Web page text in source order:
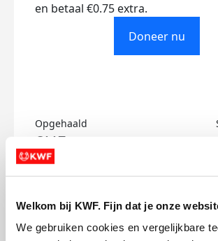
Welkom bij KWF. Fijn dat je onze
We gebruiken cookies en vergelijkbare
en betaal €0.75 extra.
Doneer nu
Opgehaald
€117
Doneer
David's badges